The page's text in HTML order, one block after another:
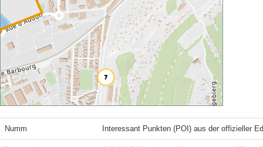
Numm Interessant Punkten (POI) aus der offizieller